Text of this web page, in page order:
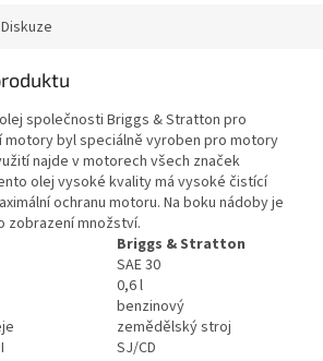
Diskuze
společnosti Briggs & Stratton pro
byl speciálně vyroben pro motory
najde v motorech všech značek
olej vysoké kvality má vysoké čistící
ochranu motoru. Na boku nádoby je
zobrazení množství.
Briggs & Stratton
SAE 30
0,6 l
benzinový
zemědělský stroj
SJ/CD